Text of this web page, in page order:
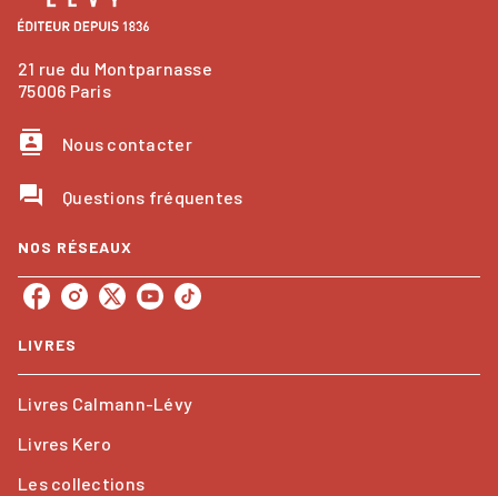
21 rue du Montparnasse
75006 Paris
contacts Nous contacter
question_answer Questions fréquentes
NOS RÉSEAUX
LIVRES
Livres Calmann-Lévy
Livres Kero
Les collections